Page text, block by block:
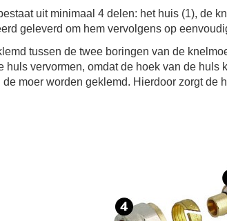
uit minimaal 4 delen: het huis (1), de
geleverd om hem vervolgens op
tussen de twee boringen van de
huls vervormen, omdat de hoek van de
de moer worden geklemd. Hierdoor zorgt de